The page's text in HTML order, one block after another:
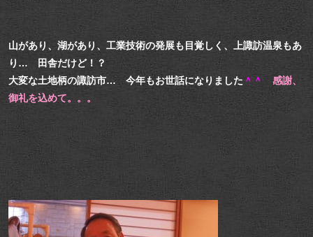
山があり、湖があり、工業技術の発展も目覚しく、上諏訪温泉もあ
り… 田舎だけど！？
大変な土地柄の諏訪市… 今年もお世話になりました ＾＾
感謝、
御礼を込めて。。。